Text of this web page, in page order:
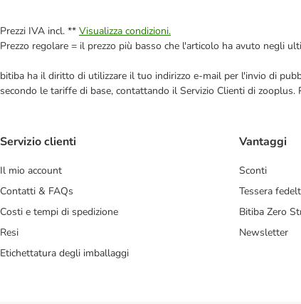
Prezzi IVA incl. ** Visualizza condizioni.
Prezzo regolare = il prezzo più basso che l'articolo ha avuto negli
bitiba ha il diritto di utilizzare il tuo indirizzo e-mail per l'invio di
secondo le tariffe di base, contattando il Servizio Clienti di zooplus.
Servizio clienti
Il mio account
Contatti & FAQs
Costi e tempi di spedizione
Resi
Etichettatura degli imballaggi
Vantaggi
Sconti
Tessera
Bitiba Zero
Newsletter